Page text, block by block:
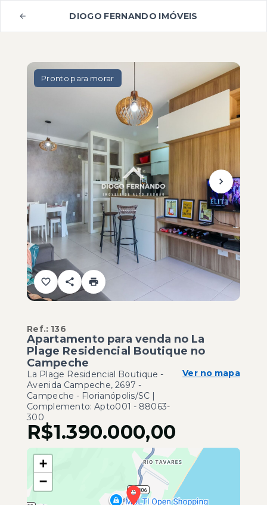
DIOGO FERNANDO IMÓVEIS
Pronto para morar
Ref.: 136
Apartamento para venda no La
Plage Residencial Boutique no
Campeche
La Plage Residencial Boutique -
Avenida Campeche, 2697 -
Campeche - Florianópolis/SC |
Complemento: Apto001 - 88063-
300
Ver no mapa
R$1.390.000,00
+
−